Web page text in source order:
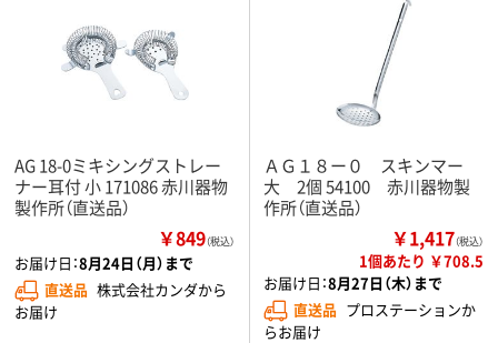
AG 18-0ミキシングストレー
ナー耳付 小 171086 赤川器物
製作所（直送品）
￥849（税込）
お届け日：8月24日（月）まで
直送品 株式会社カンダから
お届け
ＡＧ１８ー０ スキンマー
大 2個 54100 赤川器物製
作所（直送品）
￥1,417（税込）
1個あたり ￥708.5
お届け日：8月27日（木）まで
直送品 プロステーションか
らお届け